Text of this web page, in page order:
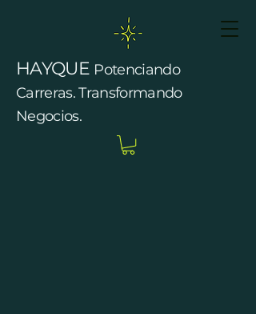
HAYQUE Potenciando
Carreras. Transformando
Negocios.